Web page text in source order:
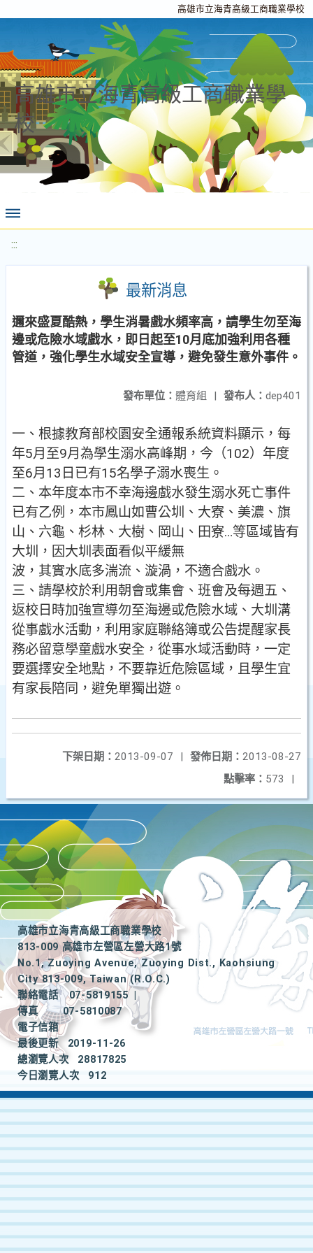
高雄市立海青高級工商職業學校
高雄市立海青高級工商職業學
校
:::
最新消息
邇來盛夏酷熱，學生消暑戲水頻率高，請學生勿至海
邊或危險水域戲水，即日起至10月底加強利用各種
管道，強化學生水域安全宣導，避免發生意外事件。
發布人： dep401
發布單位： 體育組 |
一、根據教育部校園安全通報系統資料顯示，每
年5月至9月為學生溺水高峰期，今（102）年度
至6月13日已有15名學子溺水喪生。
二、本年度本市不幸海邊戲水發生溺水死亡事件
已有乙例，本市鳳山如曹公圳、大寮、美濃、旗
山、六龜、杉林、大樹、岡山、田寮…等區域皆有
大圳，因大圳表面看似平緩無
波，其實水底多湍流、漩渦，不適合戲水。
三、請學校於利用朝會或集會、班會及每週五、
返校日時加強宣導勿至海邊或危險水域、大圳溝
從事戲水活動，利用家庭聯絡簿或公告提醒家長
務必留意學童戲水安全，從事水域活動時，一定
要選擇安全地點，不要靠近危險區域，且學生宜
有家長陪同，避免單獨出遊。
發佈日期： 2013-08-27
下架日期： 2013-09-07
|
點擊率： 573 |
高雄市立海青高級工商職業學校
813-009 高雄市左營區左營大路1號
No.1, Zuoying Avenue, Zuoying Dist., Kaohsiung
City 813-009, Taiwan (R.O.C.)
聯絡電話
07-5819155
|
傳真
07-5810087
電子信箱
最後更新
2019-11-26
總瀏覽人次
28817825
今日瀏覽人次
912